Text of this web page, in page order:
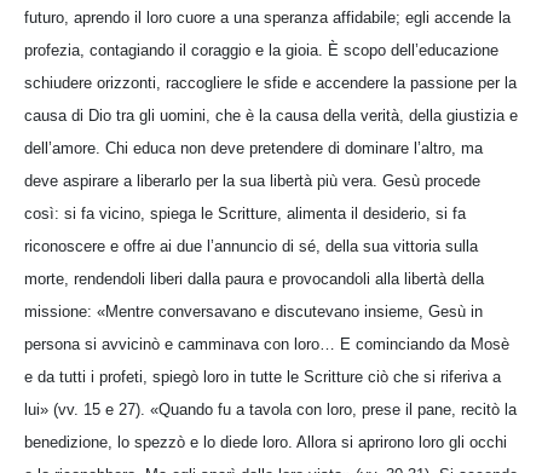
futuro, aprendo il loro cuore a una speranza affidabile; egli accende la
profezia, contagiando il coraggio e la gioia. È scopo dell’educazione
schiudere orizzonti, raccogliere le sfide e accendere la passione per la
causa di Dio tra gli uomini, che è la causa della verità, della giustizia e
dell’amore. Chi educa non deve pretendere di dominare l’altro, ma
deve aspirare a liberarlo per la sua libertà più vera. Gesù procede
così: si fa vicino, spiega le Scritture, alimenta il desiderio, si fa
riconoscere e offre ai due l’annuncio di sé, della sua vittoria sulla
morte, rendendoli liberi dalla paura e provocandoli alla libertà della
missione: «Mentre conversavano e discutevano insieme, Gesù in
persona si avvicinò e camminava con loro… E cominciando da Mosè
e da tutti i profeti, spiegò loro in tutte le Scritture ciò che si riferiva a
lui» (vv. 15 e 27). «Quando fu a tavola con loro, prese il pane, recitò la
benedizione, lo spezzò e lo diede loro. Allora si aprirono loro gli occhi